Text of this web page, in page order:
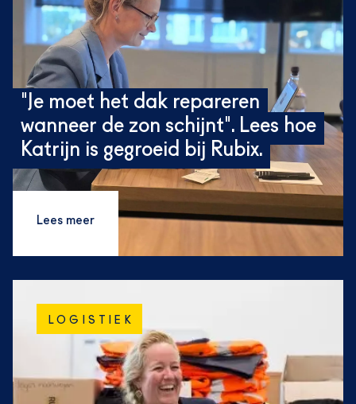
"Je moet het dak repareren
wanneer de zon schijnt". Lees hoe
Katrijn is gegroeid bij Rubix.
Lees meer
LOGISTIEK